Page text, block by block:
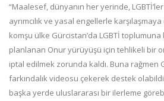
“Maalesef, dünyanın her yerinde,
ayrımcılık ve yasal engellerle
komşu ülke Gürcistan’da LGBTİ
planlanan Onur yürüyüşü için tehlikeli bir
iptal edilmek zorunda kaldı. Buna rağmen
farkındalık videosu çekerek destek
başka yerde uluslararası bir ilerleme